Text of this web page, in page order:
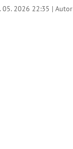
05. 2026 22:35 | Autor